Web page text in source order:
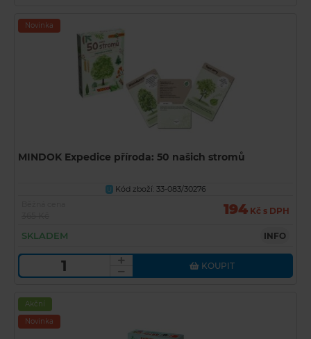
Novinka
MINDOK Expedice příroda: 50 našich stromů
U Kód zboží: 33-083/30276
194 Kč s DPH
SKLADEM INFO
KOUPIT
Akční
Novinka